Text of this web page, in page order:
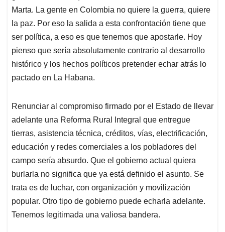
Marta. La gente en Colombia no quiere la guerra, quiere
la paz. Por eso la salida a esta confrontación tiene que
ser política, a eso es que tenemos que apostarle. Hoy
pienso que sería absolutamente contrario al desarrollo
histórico y los hechos políticos pretender echar atrás lo
pactado en La Habana.
Renunciar al compromiso firmado por el Estado de llevar
adelante una Reforma Rural Integral que entregue
tierras, asistencia técnica, créditos, vías, electrificación,
educación y redes comerciales a los pobladores del
campo sería absurdo. Que el gobierno actual quiera
burlarla no significa que ya está definido el asunto. Se
trata es de luchar, con organización y movilización
popular. Otro tipo de gobierno puede echarla adelante.
Tenemos legitimada una valiosa bandera.